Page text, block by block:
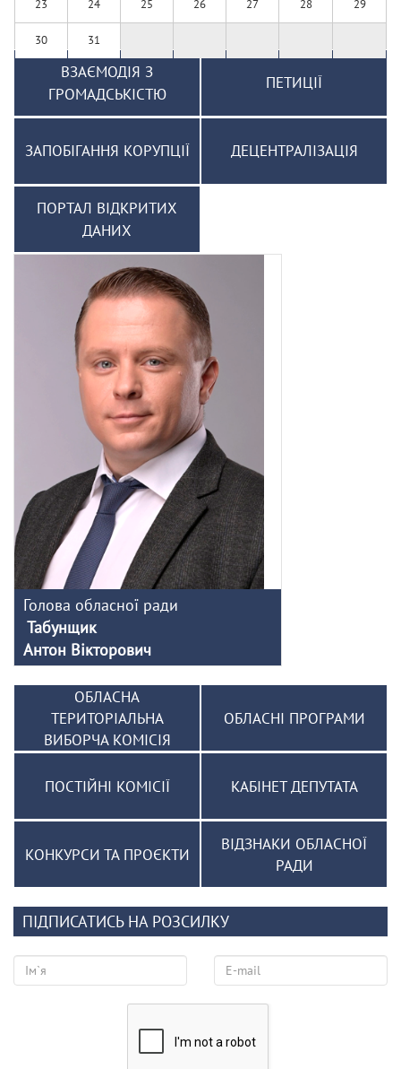
23 24 25 26 27 28 29
30 31
ВЗАЄМОДІЯ З
ГРОМАДСЬКІСТЮ
ПЕТИЦІЇ
ЗАПОБІГАННЯ КОРУПЦІЇ ДЕЦЕНТРАЛІЗАЦІЯ
ПОРТАЛ ВІДКРИТИХ
ДАНИХ
Голова обласної ради
Табунщик
Антон Вікторович
ОБЛАСНА
ТЕРИТОРІАЛЬНА
ВИБОРЧА КОМІСІЯ
ОБЛАСНІ ПРОГРАМИ
ПОСТІЙНІ КОМІСІЇ КАБІНЕТ ДЕПУТАТА
КОНКУРСИ ТА ПРОЄКТИ
ВІДЗНАКИ ОБЛАСНОЇ
РАДИ
ПІДПИСАТИСЬ НА РОЗСИЛКУ